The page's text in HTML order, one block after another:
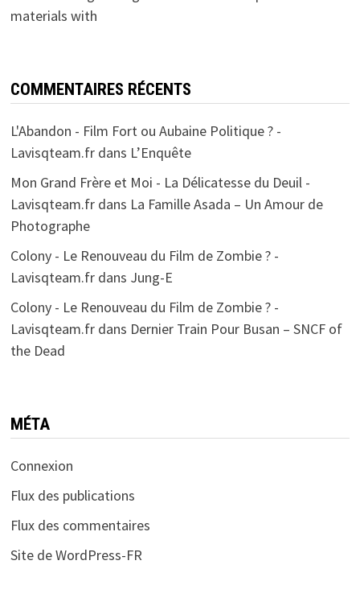
materials with
COMMENTAIRES RÉCENTS
L'Abandon - Film Fort ou Aubaine Politique ? -
Lavisqteam.frdans L’Enquête
Mon Grand Frère et Moi - La Délicatesse du Deuil -
Lavisqteam.frdans La Famille Asada – Un Amour de
Photographe
Colony - Le Renouveau du Film de Zombie ? -
Lavisqteam.frdans Jung-E
Colony - Le Renouveau du Film de Zombie ? -
Lavisqteam.frdans Dernier Train Pour Busan – SNCF of
the Dead
MÉTA
Connexion
Flux des publications
Flux des commentaires
Site de WordPress-FR